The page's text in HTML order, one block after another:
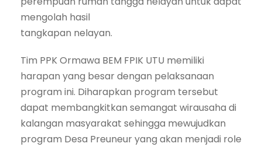
mengolah hasil
tangkapan nelayan.
Tim PPK Ormawa BEM FPIK UTU memiliki
harapan yang besar dengan pelaksanaan
program ini. Diharapkan program tersebut
dapat membangkitkan semangat wirausaha di
kalangan masyarakat sehingga mewujudkan
program Desa Preuneur yang akan menjadi role